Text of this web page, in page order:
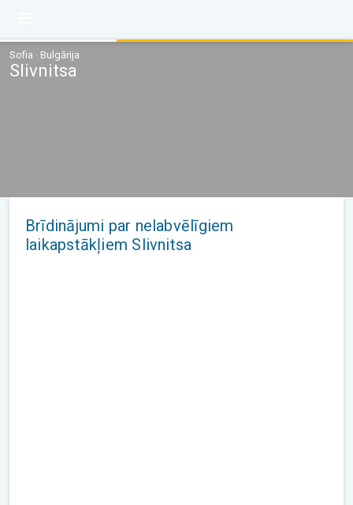
Sofia · Bulgārija
Slivnitsa
Brīdinājumi par nelabvēlīgiem
laikapstākļiem Slivnitsa